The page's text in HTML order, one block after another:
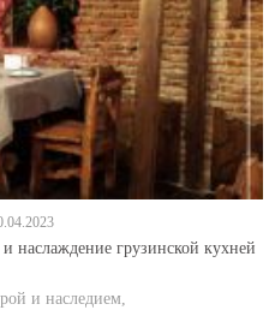
наслаждение грузинской кухней
и наследием,